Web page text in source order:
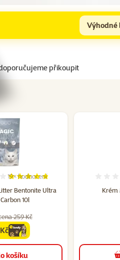
Výhodné
přikoupit
Bentonite Ultra
10l
Hodnocení 96%, počet hodnocení: 19
19×hodnocení
259 Kč
cena
košíku
Krém